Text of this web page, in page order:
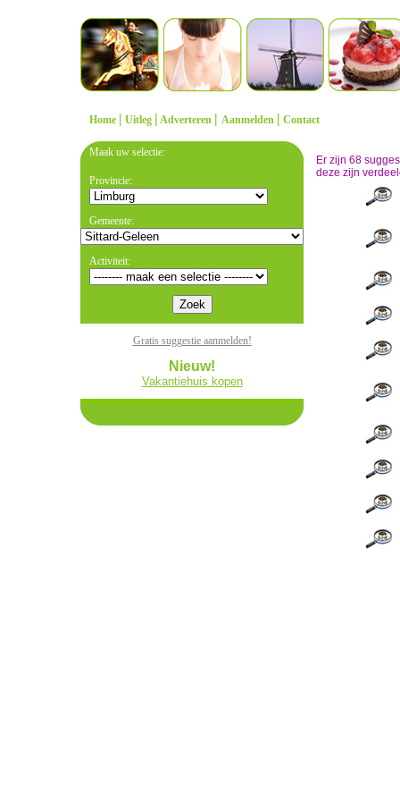
Home | Uitleg | Adverteren | Aanmelden | Contact
Maak uw selectie:
Provincie:
Gemeente:
Activiteit:
Gratis suggestie aanmelden!
Nieuw!
Vakantiehuis kopen
Er zijn 68
deze zijn